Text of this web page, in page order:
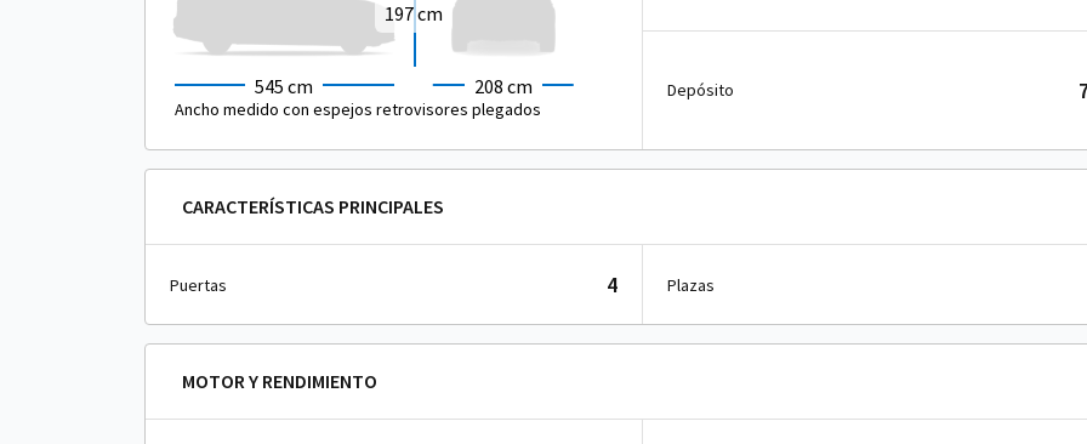
545 cm 208 cm
197 cm
Ancho medido con espejos retrovisores plegados
Depósito
CARACTERÍSTICAS PRINCIPALES
Puertas 4 Plazas
MOTOR Y RENDIMIENTO